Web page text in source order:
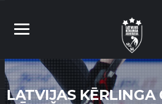
LATVIJAS KĒRLINGA